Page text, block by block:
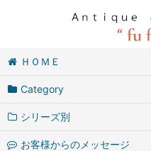
ＨＯＭＥ
Category
シリーズ別
お客様からのメッセージ